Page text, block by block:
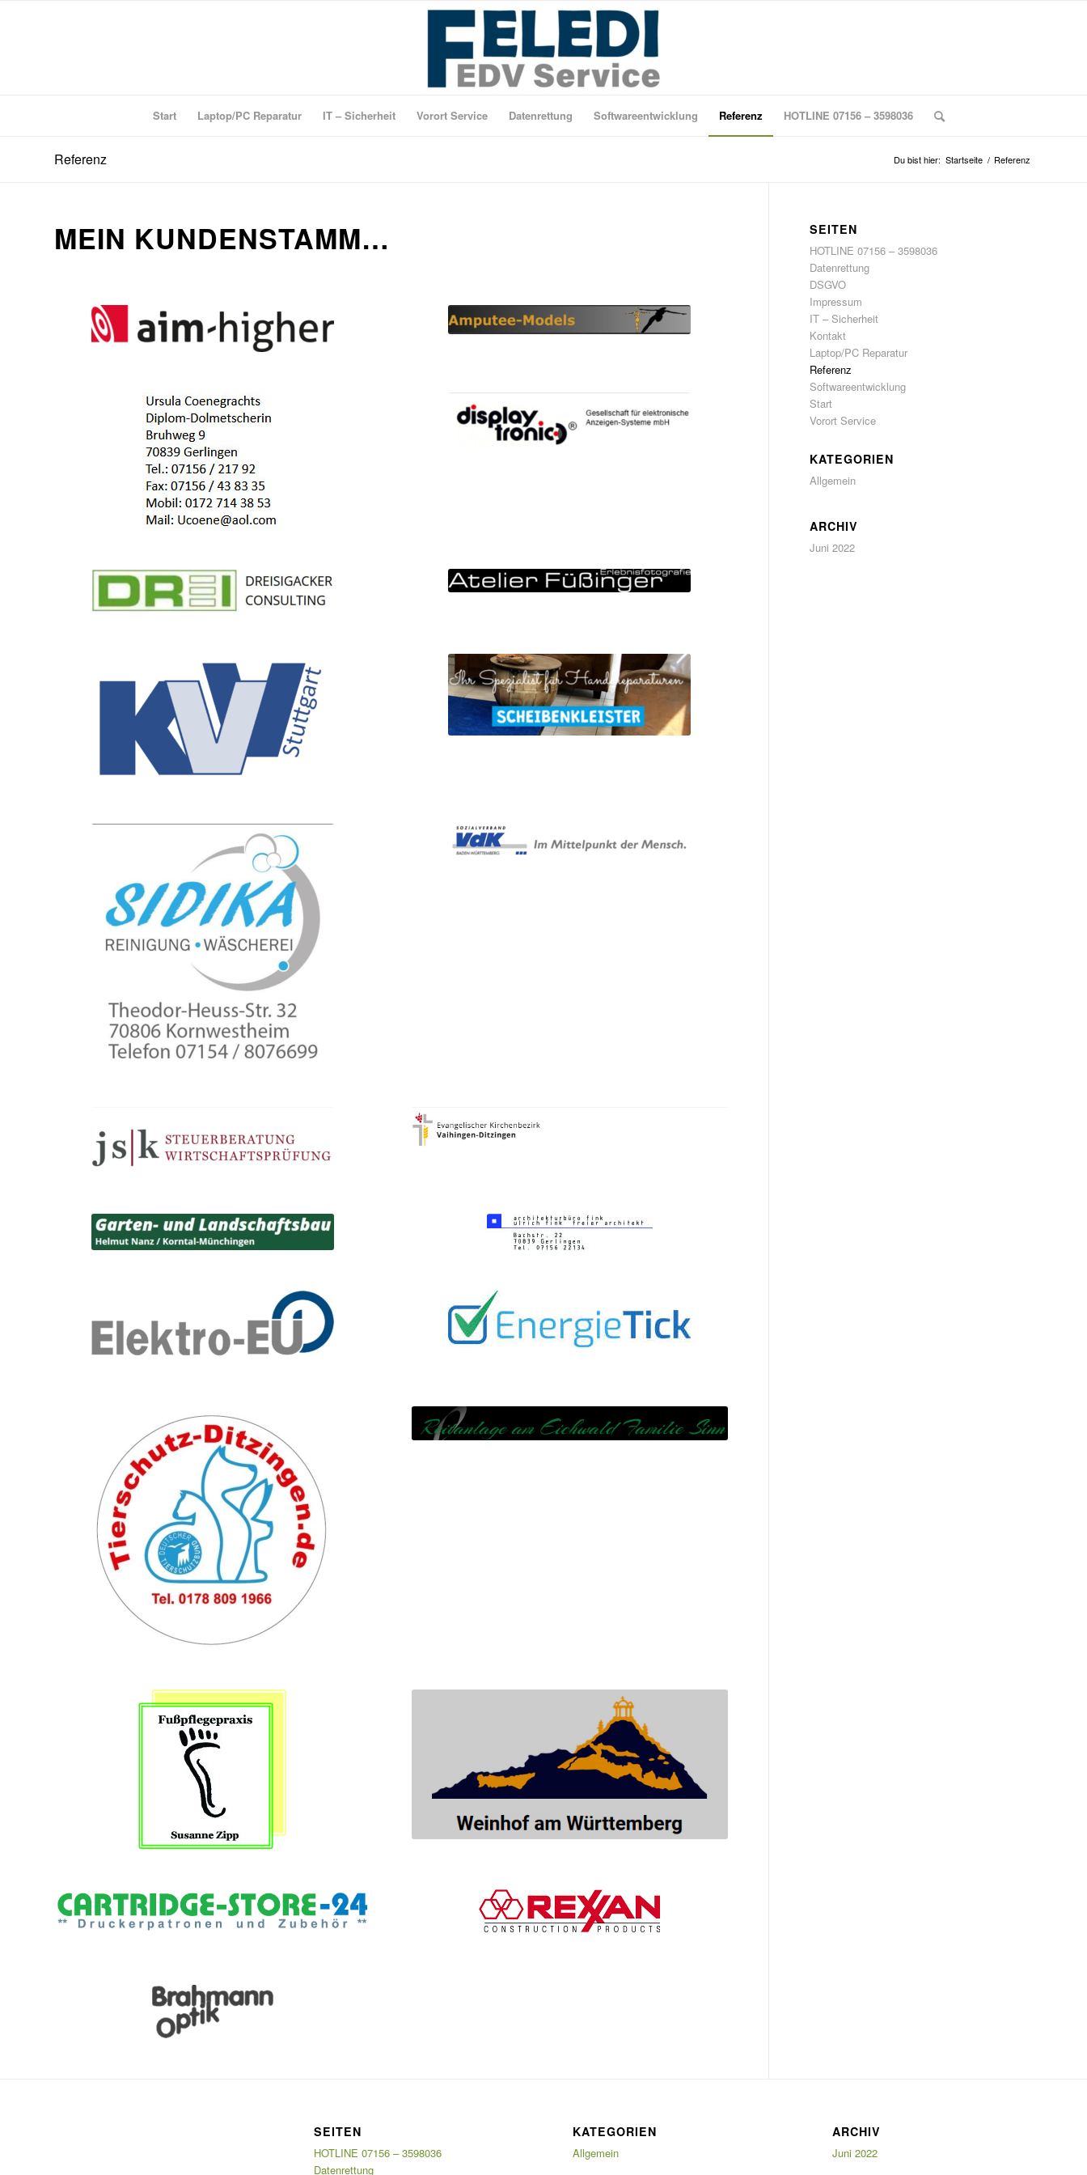
Start Laptop/PC Reparatur IT – Sicherheit Vorort Service Datenrettung Softwareentwicklung Referenz HOTLINE 07156 – 3598036
Referenz Du bist hier: Startseite / Referenz
MEIN KUNDENSTAMM… SEITEN
HOTLINE 07156 – 3598036
Datenrettung
DSGVO
Impressum
IT – Sicherheit
Kontakt
Laptop/PC Reparatur
Referenz
Softwareentwicklung
Start
Vorort Service
KATEGORIEN
Allgemein
ARCHIV
Juni 2022
SEITEN
HOTLINE 07156 – 3598036
Datenrettung
KATEGORIEN
Allgemein
ARCHIV
Juni 2022